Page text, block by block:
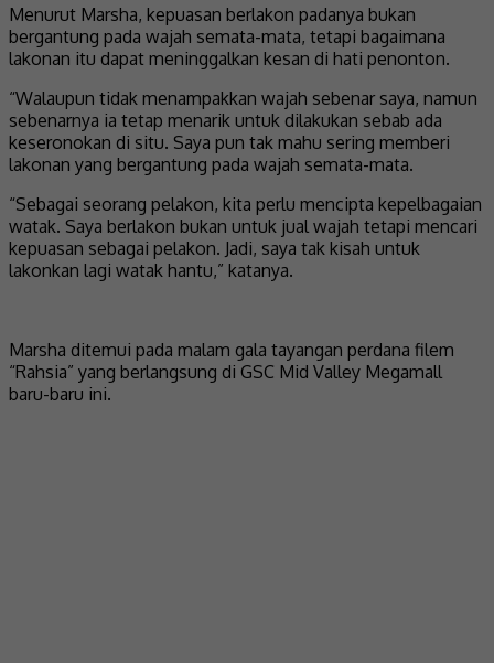
Menurut Marsha, kepuasan berlakon padanya bukan
bergantung pada wajah semata-mata, tetapi bagaimana
lakonan itu dapat meninggalkan kesan di hati penonton.
“Walaupun tidak menampakkan wajah sebenar saya, namun
sebenarnya ia tetap menarik untuk dilakukan sebab ada
keseronokan di situ. Saya pun tak mahu sering memberi
lakonan yang bergantung pada wajah semata-mata.
“Sebagai seorang pelakon, kita perlu mencipta kepelbagaian
watak. Saya berlakon bukan untuk jual wajah tetapi mencari
kepuasan sebagai pelakon. Jadi, saya tak kisah untuk
lakonkan lagi watak hantu,” katanya.
Marsha ditemui pada malam gala tayangan perdana filem
“Rahsia” yang berlangsung di GSC Mid Valley Megamall
baru-baru ini.